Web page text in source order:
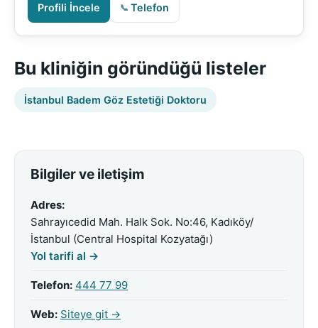
Profili İncele Telefon
Bu kliniğin göründüğü listeler
İstanbul Badem Göz Estetiği Doktoru
Bilgiler ve iletişim
Adres:
Sahrayıcedid Mah. Halk Sok. No:46, Kadıköy/
İstanbul (Central Hospital Kozyatağı)
Yol tarifi al →
Telefon: 444 77 99
Web: Siteye git →